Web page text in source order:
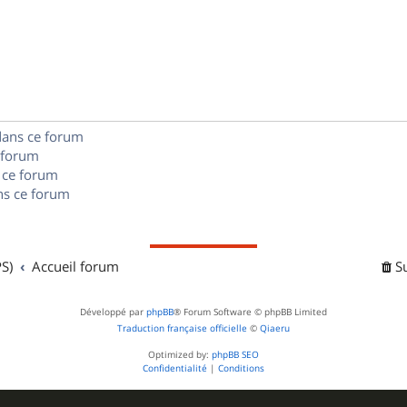
e
ce forum
forum
ce forum
Accueil forum
Développé par phpBB® Forum Software © phpBB Limited
Traduction française officielle © Qiaeru
Optimized by: phpBB SEO
Confidentialité | Conditions